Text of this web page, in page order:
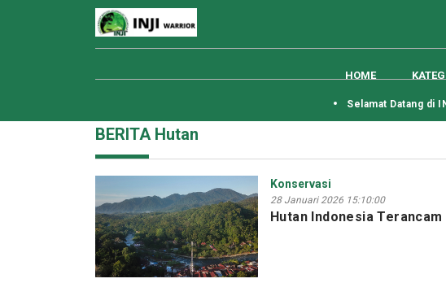
HOME
Selamat Datang di INJI
BERITA Hutan
Konservasi
28 Januari 2026 15:10:00
Hutan Indonesia